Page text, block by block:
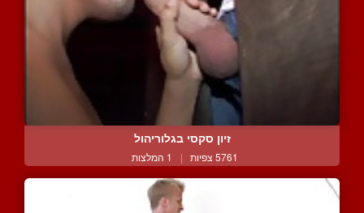
זיון סקסי בגלוריהול
5761 צפיות | 1 המלצות